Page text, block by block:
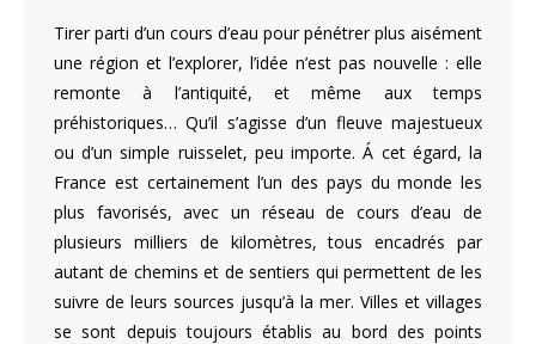
Tirer parti d’un cours d’eau pour pénétrer plus aisément
une région et l’explorer, l’idée n’est pas nouvelle : elle
remonte à l’antiquité, et même aux temps
préhistoriques… Qu’il s’agisse d’un fleuve majestueux
ou d’un simple ruisselet, peu importe. Á cet égard, la
France est certainement l’un des pays du monde les
plus favorisés, avec un réseau de cours d’eau de
plusieurs milliers de kilomètres, tous encadrés par
autant de chemins et de sentiers qui permettent de les
suivre de leurs sources jusqu’à la mer. Villes et villages
se sont depuis toujours établis au bord des points